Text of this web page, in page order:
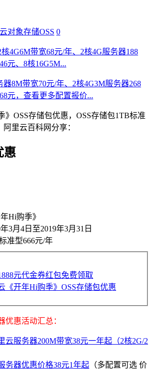
对象存储OSS 0
4G6M带宽68元/年、2核4G服务器188
元、8核16G5M...
器8M带宽70元/年、2核4G3M服务器268
元，查看更多配置报价...
》OSS存储包优惠，OSS存储包1TB标准
里云百科网分享：
惠
Hi购季》
3月4日至2019年3月31日
准型666元/年
元代金券红包免费领取
《开年Hi购季》OSS存储包优惠
优惠活动汇总：
云服务器200M带宽38元一年起（2核2G/2
务器优惠价格38元1年起 （多配置可选 价